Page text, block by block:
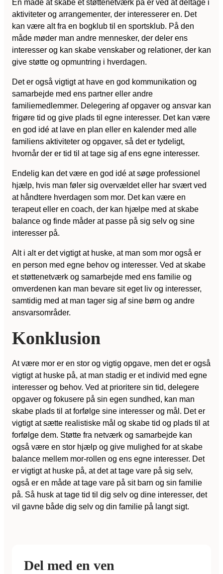
En måde at skabe et støttenetværk på er ved at deltage i
aktiviteter og arrangementer, der interesserer en. Det
kan være alt fra en bogklub til en sportsklub. På den
måde møder man andre mennesker, der deler ens
interesser og kan skabe venskaber og relationer, der kan
give støtte og opmuntring i hverdagen.
Det er også vigtigt at have en god kommunikation og
samarbejde med ens partner eller andre
familiemedlemmer. Delegering af opgaver og ansvar kan
frigøre tid og give plads til egne interesser. Det kan være
en god idé at lave en plan eller en kalender med alle
familiens aktiviteter og opgaver, så det er tydeligt,
hvornår der er tid til at tage sig af ens egne interesser.
Endelig kan det være en god idé at søge professionel
hjælp, hvis man føler sig overvældet eller har svært ved
at håndtere hverdagen som mor. Det kan være en
terapeut eller en coach, der kan hjælpe med at skabe
balance og finde måder at passe på sig selv og sine
interesser på.
Alt i alt er det vigtigt at huske, at man som mor også er
en person med egne behov og interesser. Ved at skabe
et støttenetværk og samarbejde med ens familie og
omverdenen kan man bevare sit eget liv og interesser,
samtidig med at man tager sig af sine børn og andre
ansvarsområder.
Konklusion
At være mor er en stor og vigtig opgave, men det er også
vigtigt at huske på, at man stadig er et individ med egne
interesser og behov. Ved at prioritere sin tid, delegere
opgaver og fokusere på sin egen sundhed, kan man
skabe plads til at forfølge sine interesser og mål. Det er
vigtigt at sætte realistiske mål og skabe tid og plads til at
forfølge dem. Støtte fra netværk og samarbejde kan
også være en stor hjælp og give mulighed for at skabe
balance mellem mor-rollen og ens egne interesser. Det
er vigtigt at huske på, at det at tage vare på sig selv,
også er en måde at tage vare på sit barn og sin familie
på. Så husk at tage tid til dig selv og dine interesser, det
vil gavne både dig selv og din familie på langt sigt.
Del med en ven